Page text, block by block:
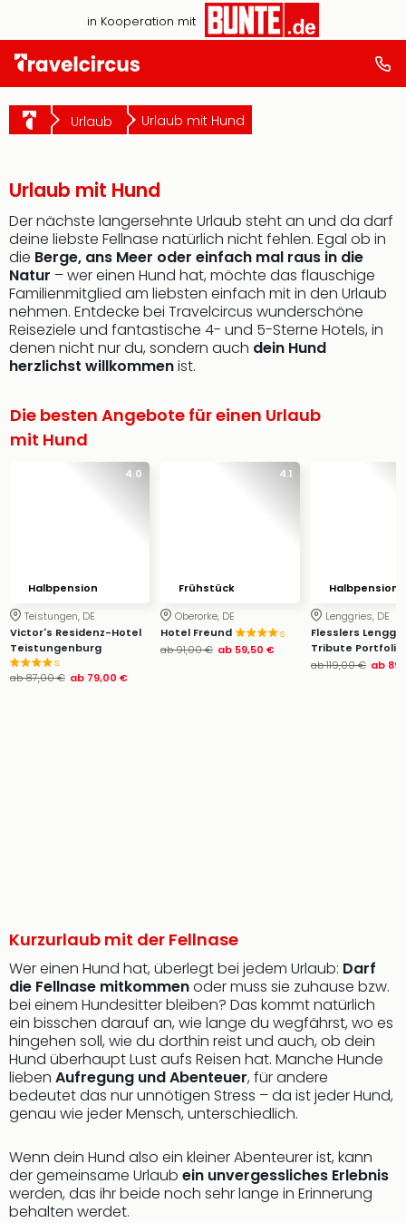
in Kooperation mit
Urlaub Urlaub mit Hund
Urlaub mit Hund
Der nächste langersehnte Urlaub steht an und da darf
deine liebste Fellnase natürlich nicht fehlen. Egal ob in
die Berge, ans Meer oder einfach mal raus in die
Natur – wer einen Hund hat, möchte das flauschige
Familienmitglied am liebsten einfach mit in den Urlaub
nehmen. Entdecke bei Travelcircus wunderschöne
Reiseziele und fantastische 4- und 5-Sterne Hotels, in
denen nicht nur du, sondern auch dein Hund
herzlichst willkommenist.
Die besten Angebote für einen Urlaub
mit Hund
4.0
Halbpension
Teistungen, DE
Victor's Residenz-Hotel
Teistungenburg
s
ab87,00 € ab 79,00 €
4.1
Frühstück
Oberorke, DE
Hotel Freund
s
ab91,00 € ab 59,50 €
Halbpension
Lenggries, DE
Flesslers
Tribute Portfolio
ab119,00 € ab
Kurzurlaub mit der Fellnase
Wer einen Hund hat, überlegt bei jedem Urlaub: Darf
die Fellnase mitkommenoder muss sie zuhause bzw.
bei einem Hundesitter bleiben? Das kommt natürlich
ein bisschen darauf an, wie lange du wegfährst, wo es
hingehen soll, wie du dorthin reist und auch, ob dein
Hund überhaupt Lust aufs Reisen hat. Manche Hunde
lieben Aufregung und Abenteuer, für andere
bedeutet das nur unnötigen Stress – da ist jeder Hund,
genau wie jeder Mensch, unterschiedlich.
Wenn dein Hund also ein kleiner Abenteurer ist, kann
der gemeinsame Urlaub ein unvergessliches Erlebnis
werden, das ihr beide noch sehr lange in Erinnerung
behalten werdet.